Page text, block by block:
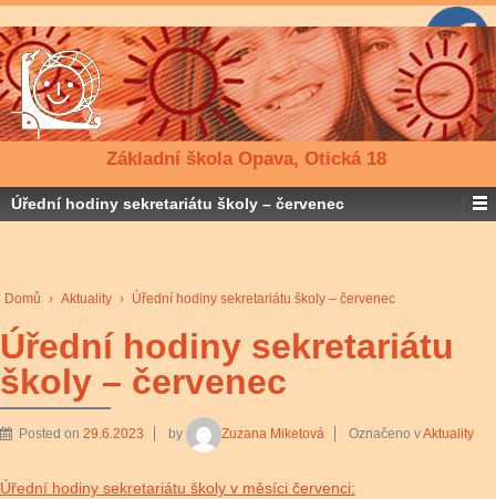
Základní škola Opava, Otická 18
Úřední hodiny sekretariátu školy – červenec
Domů › Aktuality › Úřední hodiny sekretariátu školy – červenec
Úřední hodiny sekretariátu
školy – červenec
Posted on 29.6.2023 by Zuzana Miketová Označeno vAktuality
Úřední hodiny sekretariátu školy v měsíci červenci: